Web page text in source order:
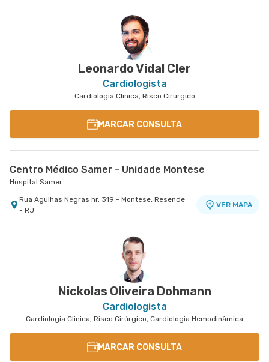
Leonardo Vidal Cler
Cardiologista
Cardiologia Clinica, Risco Cirúrgico
MARCAR CONSULTA
Centro Médico Samer - Unidade Montese
Hospital Samer
Rua Agulhas Negras nr. 319 - Montese, Resende
- RJ
VER MAPA
Nickolas Oliveira Dohmann
Cardiologista
Cardiologia Clinica, Risco Cirúrgico, Cardiologia Hemodinâmica
MARCAR CONSULTA